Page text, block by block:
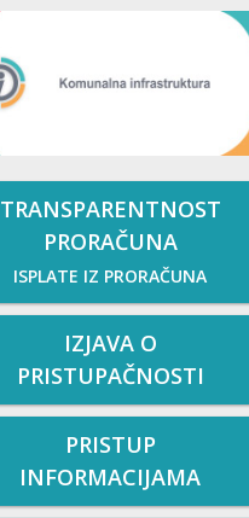
TRANSPARENTNOST
PRORAČUNA
ISPLATE IZ PRORAČUNA
IZJAVA O
PRISTUPAČNOSTI
PRISTUP
INFORMACIJAMA